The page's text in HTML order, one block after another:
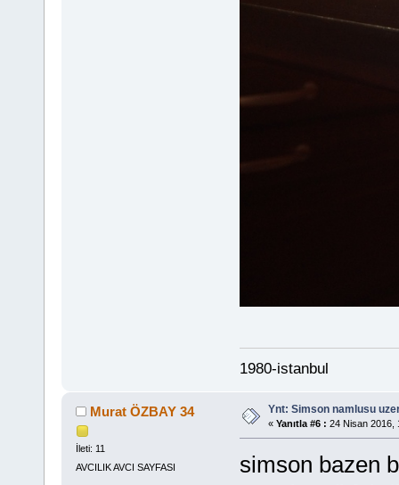
1980-istanbul
Murat ÖZBAY 34
İleti: 11
AVCILIK AVCI SAYFASI
Ynt: Simson namlusu
« Yanıtla #6 : 24 Nisan 2016,
simson bazen